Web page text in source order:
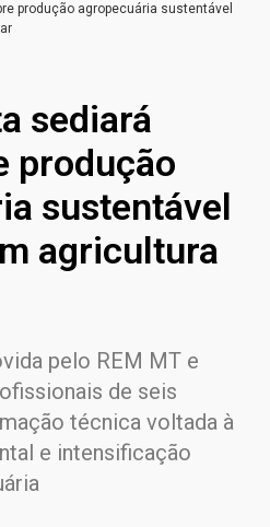
produção agropecuária sustentável
sediará
produção
sustentável
agricultura
pelo REM MT e
de seis
técnica voltada à
e intensificação